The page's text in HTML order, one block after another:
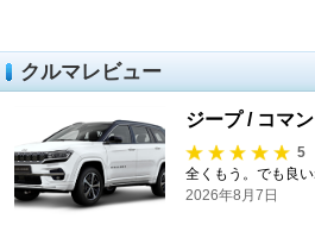
クルマレビュー
ジープ / コマ
5
全くもう。でも良い
2026年8月7日